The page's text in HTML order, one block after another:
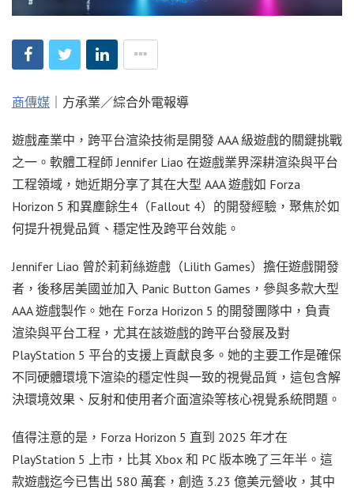
商傳媒 ｜方承業／綜合外電報導
遊戲產業中，跨平台渲染技術是開發 AAA 級遊戲的關鍵挑戰
之一。軟體工程師 Jennifer Liao 在遊戲業界深耕渲染與平台
工程領域，她近期分享了其在大型 AAA 遊戲如 Forza
Horizon 5 和異塵餘生4（Fallout 4）的開發經驗，聚焦於如
何提升視覺品質、穩定性及跨平台效能。
Jennifer Liao 曾於莉莉絲遊戲（Lilith Games）擔任遊戲開發
者，後移居美國並加入 Panic Button Games，參與多款大型
AAA 遊戲製作。她在 Forza Horizon 5 的開發團隊中，負責
渲染與平台工程，尤其在該遊戲的跨平台發展及對
PlayStation 5 平台的支援上貢獻良多。她的主要工作是確保
不同硬體環境下渲染的穩定性與一致的視覺品質，這包含解
決環境效果、反射和使用者介面渲染等核心視覺系統問題。
值得注意的是，Forza Horizon 5 直到 2025 年才在
PlayStation 5 上市，比其 Xbox 和 PC 版本晚了三年半。這
款遊戲迄今已售出 580 萬套，創造 3.23 億美元營收，其中